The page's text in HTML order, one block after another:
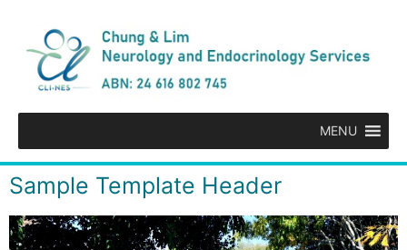
MENU
Sample Template Header